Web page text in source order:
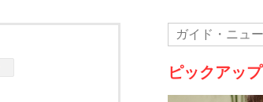
ピックアップ